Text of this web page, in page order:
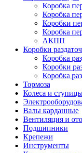
Коробка
Коробка
Коробки
Коробка
АКПП
Коробки
Коробка
Коробки
Коробка
Тормоза
Колеса и
Валы карданные
Вентиляция и
Подшипники
Крепежи
Инструменты